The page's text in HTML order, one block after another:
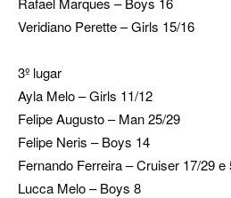
Veridiano Perette – Girls 15/16
3º lugar
Ayla Melo – Girls 11/12
Felipe Augusto – Man 25/29
Felipe Neris – Boys 14
Fernando Ferreira – Cruiser 17/29 e
Lucca Melo – Boys 8